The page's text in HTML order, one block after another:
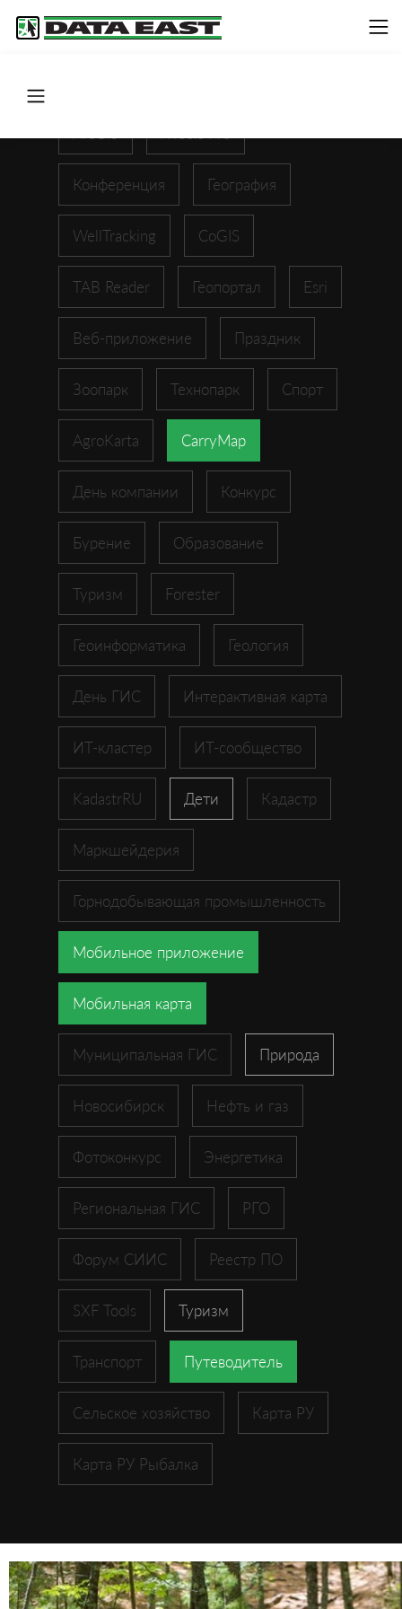
Конференция География
WellTracking CoGIS
TAB Reader Геопортал Esri
Веб-приложение Праздник
Зоопарк Технопарк Спорт
AgroKarta CarryMap
День компании Конкурс
Бурение Образование
Туризм Forester
Геоинформатика Геология
День ГИС Интерактивная карта
ИТ-кластер ИТ-сообщество
KadastrRU Дети Кадастр
Маркшейдерия
Горнодобывающая промышленность
Мобильное приложение
Мобильная карта
Муниципальная ГИС Природа
Новосибирск Нефть и газ
Фотоконкурс Энергетика
Региональная ГИС РГО
Форум СИИС Реестр ПО
SXF Tools Туризм
Транспорт Путеводитель
Сельское хозяйство Карта РУ
Карта РУ Рыбалка